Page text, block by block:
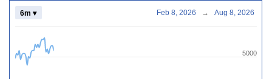
5000
6m ▾ Feb 8, 2026 → Aug 8, 2026